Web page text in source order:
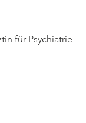
für Psychiatrie